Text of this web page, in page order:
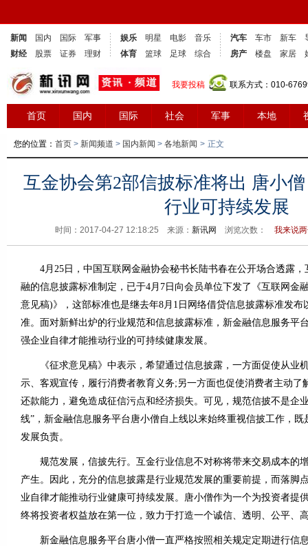
新闻 国内 国际
军事
财经
股票 证券 理财
娱乐 明星 电影
音乐
体育
篮球 足球 综合
汽车 车市 新车
房产
楼盘 家居
我要投稿 联系方式：010-
首页 国内 国际 社会 军事 本地
您的位置： 首页 > 新闻频道 > 国内新闻 > 各地新闻 > 正文
互金协会第2部信披标准将出 唐小
行业可持续发展
时间：2017-04-27 12:18:25 来源： 新讯网 浏览次数： 我来说
4月25日，中国互联网金融协会秘书长陆书春在公开场合透露，
融的信息披露标准制定，已于4月7日向会员单位下发了《互联网金
意见稿)》，这部标准也是继去年8月1日网络借贷信息披露标准发布
准。面对新鲜出炉的行业规范和信息披露标准，新金融信息服务平
强企业自律才能推动行业的可持续健康发展。
《征求意见稿》中表示，希望通过信息披露，一方面促使从业
示、客观宣传，履行消费者教育义务;另一方面也促使消费者主动了
还款能力，避免造成征信污点和经济损失。可见，规范信披不是企
线”，新金融信息服务平台唐小僧自上线以来始终重视信披工作，
发展负责。
规范发展，信披先行。互金行业信息不对称将带来交易成本的
产生。因此，充分的信息披露是行业规范发展的重要前提，而落脚
业自律才能推动行业健康可持续发展。唐小僧作为一个为投资者提
终将投资者权益放在第一位，致力于打造一个诚信、透明、公平、
新金融信息服务平台唐小僧一直严格按照相关规定定期进行信